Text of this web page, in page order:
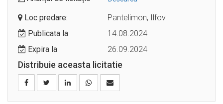
Loc predare:
Pantelimon, Ilfov
Publicata la
14.08.2024
Expira la
26.09.2024
Distribuie aceasta licitatie